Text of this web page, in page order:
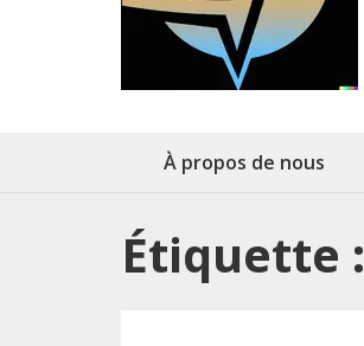
À propos de nous
Étiquette :